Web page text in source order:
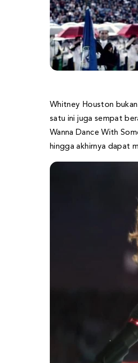
Whitney Houston
satu ini juga sempat
Wanna Dance With
hingga akhirnya dapat